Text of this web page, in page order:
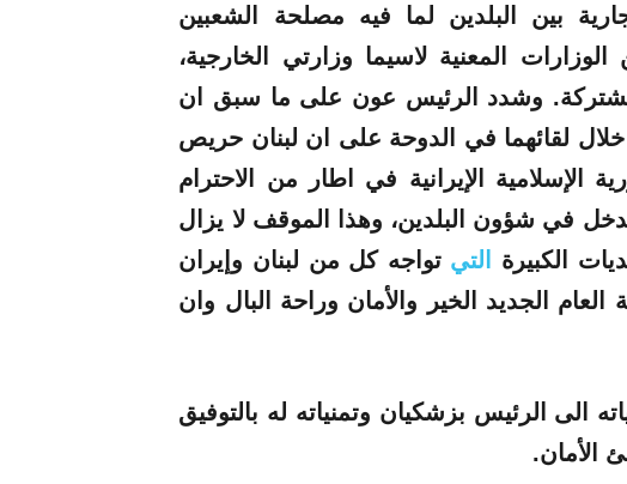
بين البلدين لما فيه مصلحة الشعبين
الوزارات المعنية لاسيما وزارتي الخارجية،
وشدد الرئيس عون على ما سبق ان
لقائهما في الدوحة على ان لبنان حريص
الإسلامية الإيرانية في اطار من الاحترام
في شؤون البلدين، وهذا الموقف لا يزال
الكبيرة
التي تواجه كل من لبنان وإيران
الجديد الخير والأمان وراحة البال وان
الى الرئيس بزشكيان وتمنياته له بالتوفيق
الأمان.